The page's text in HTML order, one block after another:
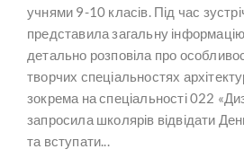
учнями 9-10 класів. Під час
представила загальну
детально розповіла про
творчих спеціальностях
зокрема на спеціальності 022
запросила школярів відвідати
та вступати...